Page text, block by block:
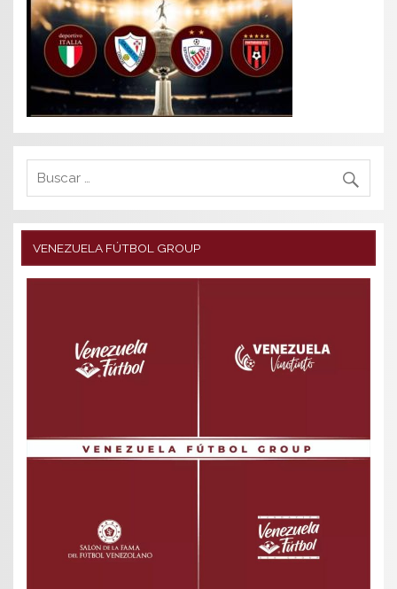
VENEZUELA FÚTBOL GROUP